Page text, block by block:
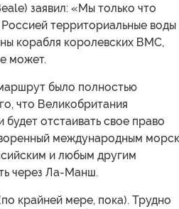
заявил: «Мы только что
территориальные воды
корабля королевских ВМС,
может.
было полностью
что Великобритания
отстаивать свое право
международным
и любым другим
через Ла-Манш.
крайней мере, пока). Трудно